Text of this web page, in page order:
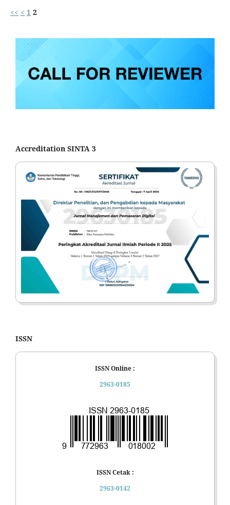
<< < 1 2
Accreditation SINTA 3
ISSN
ISSN Online :
2963-0185
ISSN Cetak :
2963-0142